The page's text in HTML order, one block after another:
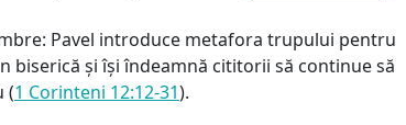
Pavel introduce metafora trupului pentru
biserică și își îndeamnă cititorii să continue să
(1 Corinteni 12:12-31).